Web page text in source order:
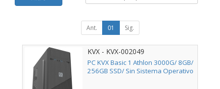
Ant. 01 Sig.
KVX - KVX-002049
PC KVX Basic 1 Athlon 3000G/ 8GB/
256GB SSD/ Sin Sistema Operativo